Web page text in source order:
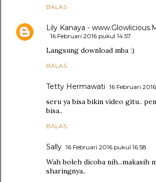
BALAS
Lily Kanaya -
16 Februari 2016 pukul 14.57
Langsung download mba :)
BALAS
Tetty Hermawati 16 Februari
seru ya bisa bikin video gitu..
bisa..
BALAS
Sally 16 Februari 2016 pukul 16.58
Wah boleh dicoba nih...makasih
sharingnya..